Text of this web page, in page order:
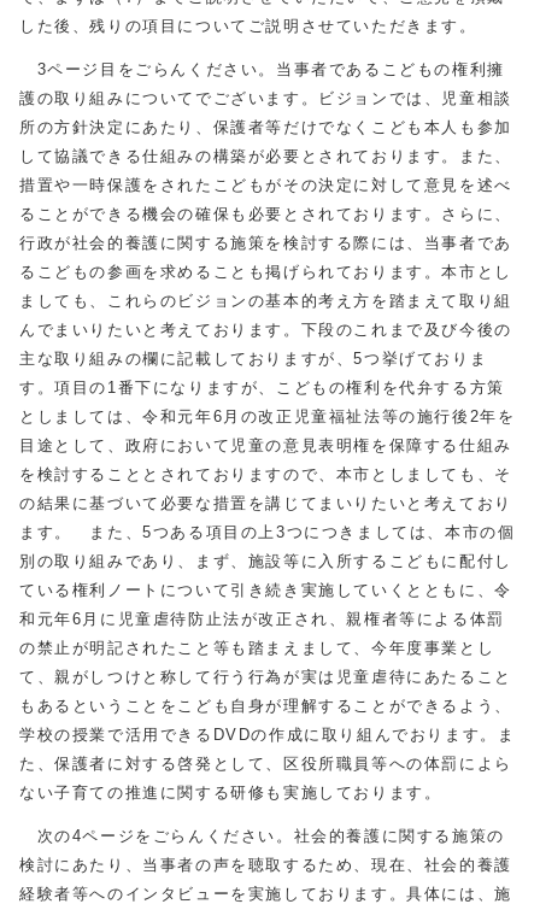
した後、残りの項目についてご説明させていただきます。
3ページ目をごらんください。当事者であるこどもの権利擁
護の取り組みについてでございます。ビジョンでは、児童相談
所の方針決定にあたり、保護者等だけでなくこども本人も参加
して協議できる仕組みの構築が必要とされております。また、
措置や一時保護をされたこどもがその決定に対して意見を述べ
ることができる機会の確保も必要とされております。さらに、
行政が社会的養護に関する施策を検討する際には、当事者であ
るこどもの参画を求めることも掲げられております。本市とし
ましても、これらのビジョンの基本的考え方を踏まえて取り組
んでまいりたいと考えております。下段のこれまで及び今後の
主な取り組みの欄に記載しておりますが、5つ挙げておりま
す。項目の1番下になりますが、こどもの権利を代弁する方策
としましては、令和元年6月の改正児童福祉法等の施行後2年を
目途として、政府において児童の意見表明権を保障する仕組み
を検討することとされておりますので、本市としましても、そ
の結果に基づいて必要な措置を講じてまいりたいと考えており
ます。 また、5つある項目の上3つにつきましては、本市の個
別の取り組みであり、まず、施設等に入所するこどもに配付し
ている権利ノートについて引き続き実施していくとともに、令
和元年6月に児童虐待防止法が改正され、親権者等による体罰
の禁止が明記されたこと等も踏まえまして、今年度事業とし
て、親がしつけと称して行う行為が実は児童虐待にあたること
もあるということをこども自身が理解することができるよう、
学校の授業で活用できるDVDの作成に取り組んでおります。ま
た、保護者に対する啓発として、区役所職員等への体罰によら
ない子育ての推進に関する研修も実施しております。
次の4ページをごらんください。社会的養護に関する施策の
検討にあたり、当事者の声を聴取するため、現在、社会的養護
経験者等へのインタビューを実施しております。具体には、施